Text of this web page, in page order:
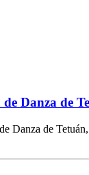
Danza de
Danza de